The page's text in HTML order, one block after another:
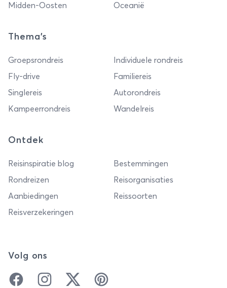
Midden-Oosten
Oceanië
Thema's
Groepsrondreis
Individuele rondreis
Fly-drive
Familiereis
Singlereis
Autorondreis
Kampeerrondreis
Wandelreis
Ontdek
Reisinspiratie blog
Bestemmingen
Rondreizen
Reisorganisaties
Aanbiedingen
Reissoorten
Reisverzekeringen
Volg ons
FacebookInstagramTwitter Pinterest